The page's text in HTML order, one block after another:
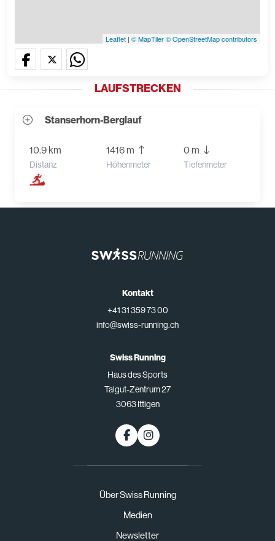
Leaflet | © MapTiler© OpenStreetMap contributors
LAUFSTRECKEN
Stanserhorn-Berglauf
10.9 km
Distanz
1416 m
Höhenmeter
0 m
Tiefenmeter
Über Swiss Running
Medien
Newsletter
Kontakt
+41 31 359 73 00
info@swiss-running.ch
Swiss Running
Haus des Sports
Talgut-Zentrum 27
3063 Ittigen